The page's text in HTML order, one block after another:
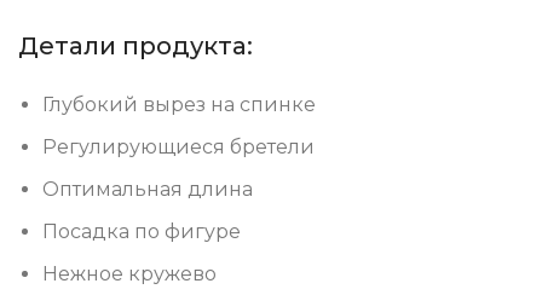
Детали продукта:
Глубокий вырез на спинке
Регулирующиеся бретели
Оптимальная длина
Посадка по фигуре
Нежное кружево